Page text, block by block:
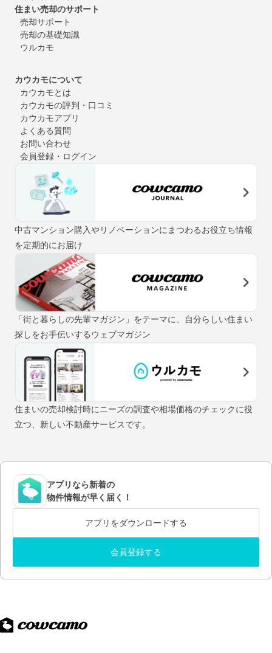
住まい売却のサポート
売却サポート
売却の基礎知識
ウルカモ
カウカモについて
カウカモとは
カウカモの評判・口コミ
カウカモアプリ
よくある質問
お問い合わせ
会員登録・ログイン
中古マンション購入やリノベーションにまつわるお役立ち情報
を定期的にお届け
「街と暮らしの先輩マガジン」をテーマに、自分らしい住まい
探しをお手伝いするウェブマガジン
住まいの売却検討時にニーズの調査や相場価格のチェックに役
立つ、新しい不動産サービスです。
アプリなら新着の
物件情報が早く届く！
アプリをダウンロードする
会員登録する